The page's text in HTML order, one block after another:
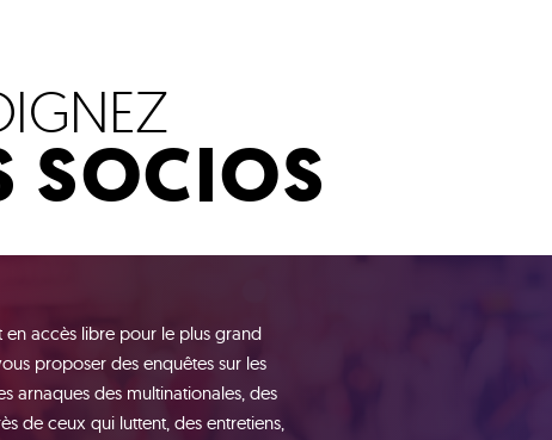
SOCIOS
accès libre pour le plus grand
proposer des enquêtes sur les
arnaques des multinationales, des
de ceux qui luttent, des entretiens,